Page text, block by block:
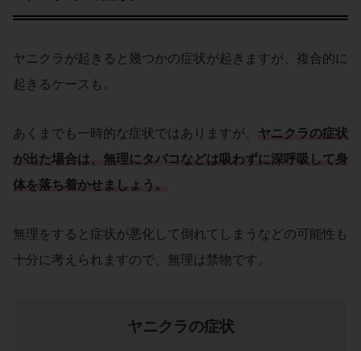
ヤニクラが起きると幾つかの症状が起きますが、複合的に
起きるケースも。
あくまでも一時的な症状ではありますが、 ヤニクラの症状
が出た場合は、無理にタバコなどは吸わずに深呼吸して身
体を落ち着かせましょう。
無理をすると症状が悪化して倒れてしまうなどの可能性も
十分に考えられますので、無理は禁物です。
ヤニクラの症状